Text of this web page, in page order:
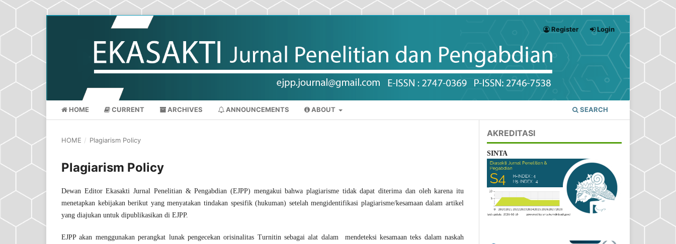
HOME CURRENT ARCHIVES ANNOUNCEMENTS ABOUT SEARCH
Register Login
HOME / Plagiarism Policy
Plagiarism Policy
Dewan Editor Ekasakti Jurnal Penelitian & Pengabdian (EJPP) mengakui bahwa plagiarisme tidak dapat diterima dan oleh karena itu
menetapkan kebijakan berikut yang menyatakan tindakan spesifik (hukuman) setelah mengidentifikasi plagiarisme/kesamaan dalam artikel
yang diajukan untuk dipublikasikan di EJPP.
EJPP akan menggunakan perangkat lunak pengecekan orisinalitas Turnitin sebagai alat dalam mendeteksi kesamaan teks dalam naskah
AKREDITASI
SINTA